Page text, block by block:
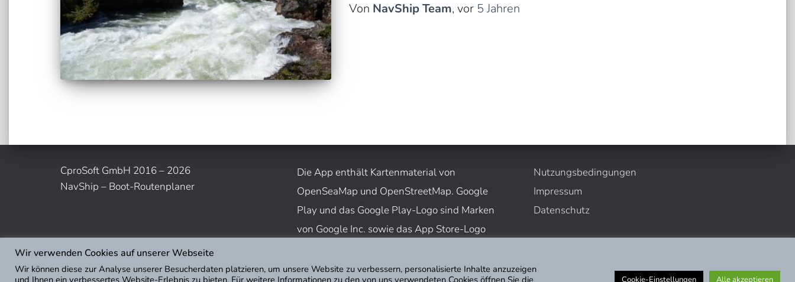
Von NavShip Team, vor 5 Jahren
CproSoft GmbH 2016 – 2026
NavShip – Boot-Routenplaner
Die App enthält Kartenmaterial von
OpenSeaMap und OpenStreetMap. Google
Play und das Google Play-Logo sind Marken
von Google Inc. sowie das App Store-Logo
Nutzungsbedingungen
Impressum
Datenschutz
Wir verwenden Cookies auf unserer Webseite
Wir können diese zur Analyse unserer Besucherdaten platzieren, um unsere Website zu verbessern, personalisierte Inhalte anzuzeigen
und Ihnen ein verbessertes Website-Erlebnis zu bieten. Für weitere Informationen zu den von uns verwendeten Cookies öffnen Sie die
Cookie-Einstellungen Alle akzeptieren